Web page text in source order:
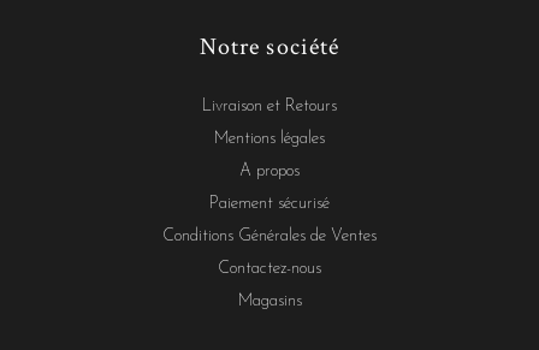
Notre société
Livraison et Retours
Mentions légales
A propos
Paiement sécurisé
Conditions Générales de Ventes
Contactez-nous
Magasins